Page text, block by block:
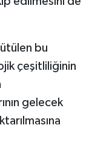
bu
çeşitliliğinin
gelecek